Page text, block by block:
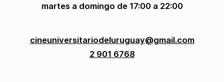
martes a domingo de 17:00 a 22:00
cineuniversitariodeluruguay@gmail.com
2 901 6768